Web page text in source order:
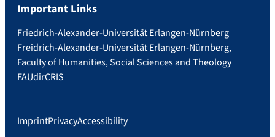
Important Links
Friedrich-Alexander-Universität Erlangen-Nürnberg
Freidrich-Alexander-Universität Erlangen-Nürnberg,
Faculty of Humanities, Social Sciences and Theology
FAUdirCRIS
ImprintPrivacyAccessibility